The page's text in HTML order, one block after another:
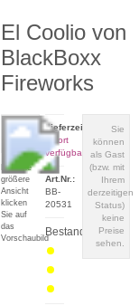
El Coolio von
BlackBoxx
Fireworks
Für eine
größere
Ansicht
klicken
Sie auf
das
Vorschaubild
Sie
können
als Gast
(bzw. mit
Ihrem
derzeitigen
Status)
keine
Preise
sehen.
Lieferzeit:
sofort
verfügbar
Art.Nr.:
BB-
20531
Bestand: